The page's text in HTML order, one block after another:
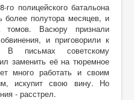
полицейского батальона
более полутора месяцев, и
томов. Васюру признали
и приговорили к
В письмах советскому
заменить её на тюремное
много работать и своим
искупит свою вину. Но
- расстрел.